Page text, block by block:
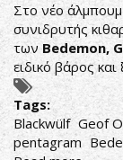
Στο νέο
συνιδρυτής
των Bedemon,
ειδικό βάρος
Tags:
Blackwülf Geof
pentagram